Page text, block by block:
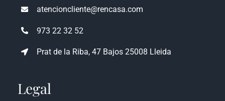
atencioncliente@rencasa.com
973 22 32 52
Prat de la Riba, 47 Bajos 25008 Lleida
Legal